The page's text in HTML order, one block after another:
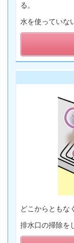
る。
水を使っていな
どこからともな
排水口の掃除を